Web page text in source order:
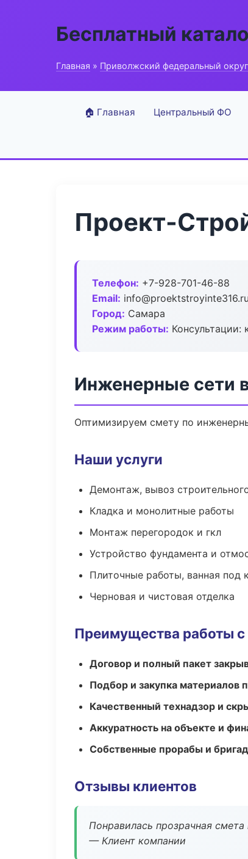
Бесплатный
Главная » Приволжский федеральный округ
🏠 Главная Центральный ФО
Проект-
Телефон: +7-928-701-46-88
Email: info@proektstroyinte316.ru
Город: Самара
Режим работы: Консультации:
Инженерные сети
Оптимизируем смету по
Наши услуги
Демонтаж, вывоз
Кладка и монолитные работы
Монтаж перегородок и гкл
Устройство фундамента и
Плиточные работы, ванная под
Черновая и чистовая отделка
Преимущества работы с
Договор и полный пакет
Подбор и закупка материалов
Качественный технадзор и
Аккуратность на объекте и
Собственные прорабы и
Отзывы клиентов
Понравилась прозрачная
— Клиент компании